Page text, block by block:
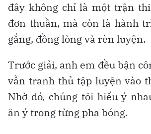
đây không chỉ là một trận
đơn thuần, mà còn là hành
gắng, đồng lòng và rèn luyện.
Trước giải, anh em đều bận
vẫn tranh thủ tập luyện vào
Nhờ đó, chúng tôi hiểu ý
ăn ý trong từng pha bóng.